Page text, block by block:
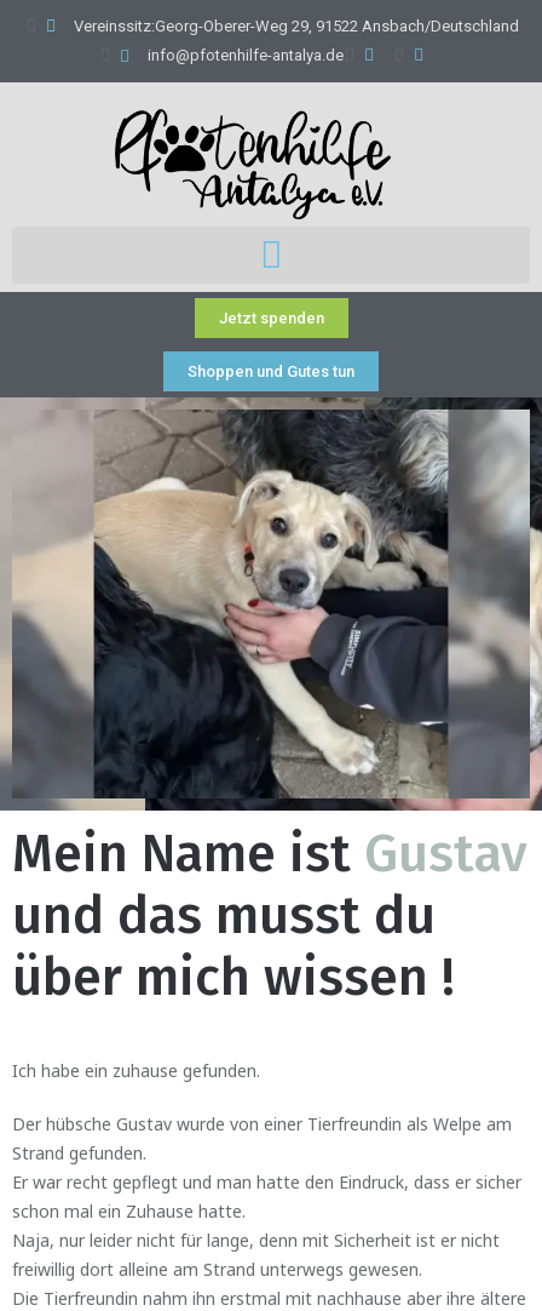
Vereinssitz:Georg-Oberer-Weg 29, 91522 Ansbach/Deutschland
info@pfotenhilfe-antalya.de
Jetzt spenden
Shoppen und Gutes tun
Mein Name ist Gustav
und das musst du
über mich wissen !
Ich habe ein zuhause gefunden.
Der hübsche Gustav wurde von einer Tierfreundin als Welpe am
Strand gefunden.
Er war recht gepflegt und man hatte den Eindruck, dass er sicher
schon mal ein Zuhause hatte.
Naja, nur leider nicht für lange, denn mit Sicherheit ist er nicht
freiwillig dort alleine am Strand unterwegs gewesen.
Die Tierfreundin nahm ihn erstmal mit nachhause aber ihre ältere